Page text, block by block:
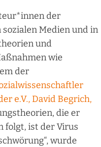
der
Medien und in
und
wie
der
e.V., David Begrich,
die er
folgt, ist der Virus
wurde